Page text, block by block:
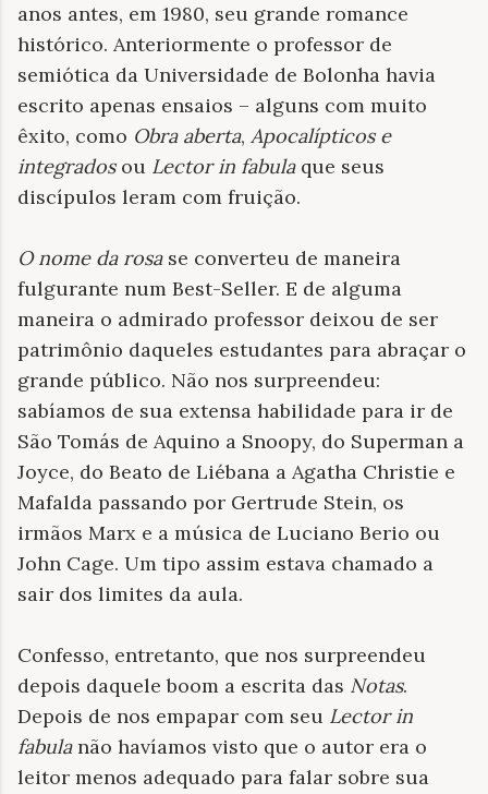
anos antes, em 1980, seu grande romance
histórico. Anteriormente o professor de
semiótica da Universidade de Bolonha havia
escrito apenas ensaios – alguns com muito
êxito, como Obra aberta, Apocalípticos e
integradosou Lector in fabula que seus
discípulos leram com fruição.
O nome da rosase converteu de maneira
fulgurante num Best-Seller. E de alguma
maneira o admirado professor deixou de ser
patrimônio daqueles estudantes para abraçar o
grande público. Não nos surpreendeu:
sabíamos de sua extensa habilidade para ir de
São Tomás de Aquino a Snoopy, do Superman a
Joyce, do Beato de Liébana a Agatha Christie e
Mafalda passando por Gertrude Stein, os
irmãos Marx e a música de Luciano Berio ou
John Cage. Um tipo assim estava chamado a
sair dos limites da aula.
Confesso, entretanto, que nos surpreendeu
depois daquele boom a escrita das Notas.
Depois de nos empapar com seu Lector in
fabulanão havíamos visto que o autor era o
leitor menos adequado para falar sobre sua